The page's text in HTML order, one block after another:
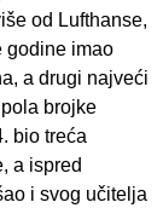
od Lufthanse,
godine imao
a drugi najveći
brojke
bio treća
a ispred
i svog učitelja